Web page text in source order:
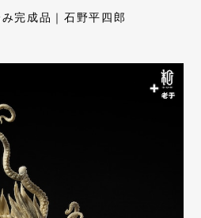
成品｜石野平四郎